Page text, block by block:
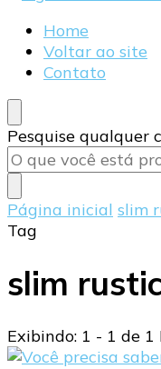
Blog Revest Solution
Home
Voltar ao site
Contato
Procurando
algo?
Pesquise qualquer
Página inicial slim
Tag
slim
Exibindo: 1 - 1 de 1